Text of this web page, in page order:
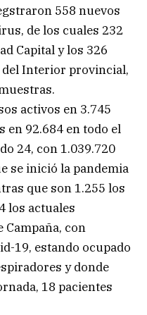
558 nuevos
de los cuales 232
Capital y los 326
del Interior provincial,
activos en 3.745
en 92.684 en todo el
24, con 1.039.720
se inició la pandemia
que son 1.255 los
los actuales
Campaña, con
19, estando ocupado
y donde
18 pacientes